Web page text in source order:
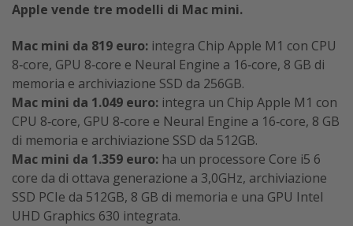
Apple vende tre modelli di Mac mini.
Mac mini da 819 euro: integra Chip Apple M1 con CPU
8‑core, GPU 8‑core e Neural Engine a 16‑core, 8 GB di
memoria e archiviazione SSD da 256GB.
Mac mini da 1.049 euro: integra un Chip Apple M1 con
CPU 8‑core, GPU 8‑core e Neural Engine a 16‑core, 8 GB
di memoria e archiviazione SSD da 512GB.
Mac mini da 1.359 euro: ha un processore Core i5 6
core da di ottava generazione a 3,0GHz, archiviazione
SSD PCIe da 512GB, 8 GB di memoria e una GPU Intel
UHD Graphics 630 integrata.